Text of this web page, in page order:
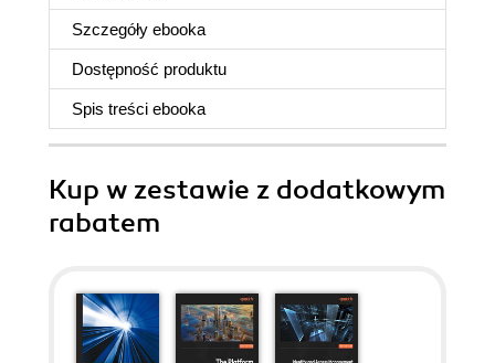
Szczegóły ebooka
Dostępność produktu
Spis treści ebooka
Kup w zestawie z dodatkowym
rabatem